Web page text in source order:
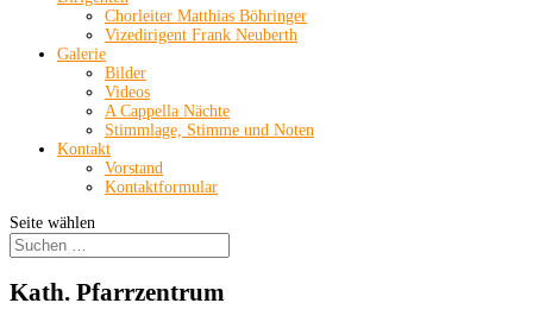
Chorleiter Matthias Böhringer
Vizedirigent Frank Neuberth
Galerie
Bilder
Videos
A Cappella Nächte
Stimmlage, Stimme und Noten
Kontakt
Vorstand
Kontaktformular
Seite wählen
Kath. Pfarrzentrum